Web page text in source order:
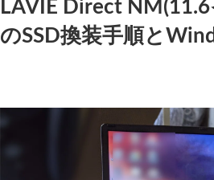
LAVIE Direct
のSSD換装手順と